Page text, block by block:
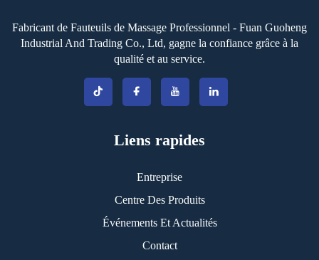
Fabricant de Fauteuils de Massage Professionnel - Fuan Guoheng
Industrial And Trading Co., Ltd, gagne la confiance grâce à la
qualité et au service.
Liens rapides
Entreprise
Centre Des Produits
Événements Et Actualités
Contact